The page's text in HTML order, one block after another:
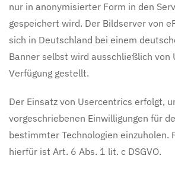
nur in anonymisierter Form in den
gespeichert wird. Der Bildserver von
sich in Deutschland bei einem
Banner selbst wird ausschließlich von
Verfügung gestellt.
Der Einsatz von Usercentrics erfolgt,
vorgeschriebenen Einwilligungen für
bestimmter Technologien einzuholen.
hierfür ist Art. 6 Abs. 1 lit. c DSGVO.